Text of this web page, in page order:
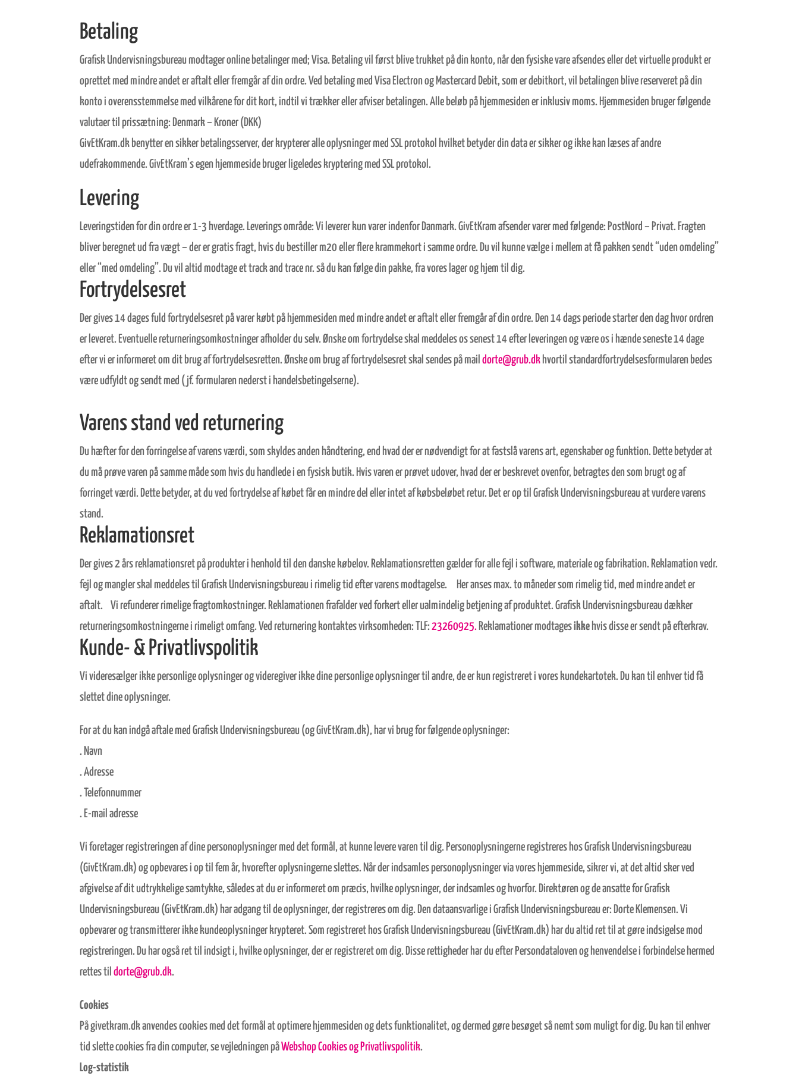
Betaling
Grafisk Undervisningsbureau modtager online betalinger med; Visa. Betaling vil først blive trukket på din konto, når den fysiske vare afsendes eller det virtuelle produkt er
oprettet med mindre andet er aftalt eller fremgår af din ordre. Ved betaling med Visa Electron og Mastercard Debit, som er debitkort, vil betalingen blive reserveret på din
konto i overensstemmelse med vilkårene for dit kort, indtil vi trækker eller afviser betalingen. Alle beløb på hjemmesiden er inklusiv moms. Hjemmesiden bruger følgende
valutaer til prissætning: Denmark – Kroner (DKK)
GivEtKram.dk benytter en sikker betalingsserver, der krypterer alle oplysninger med SSL protokol hvilket betyder din data er sikker og ikke kan læses af andre
udefrakommende. GivEtKram’s egen hjemmeside bruger ligeledes kryptering med SSL protokol.
Levering
Leveringstiden for din ordre er 1-3 hverdage. Leverings område: Vi leverer kun varer indenfor Danmark. GivEtKram afsender varer med følgende: PostNord – Privat. Fragten
bliver beregnet ud fra vægt – der er gratis fragt, hvis du bestiller m20 eller flere krammekort i samme ordre. Du vil kunne vælge i mellem at få pakken sendt “uden omdeling”
eller “med omdeling”. Du vil altid modtage et track and trace nr. så du kan følge din pakke, fra vores lager og hjem til dig.
Fortrydelsesret
Der gives 14 dages fuld fortrydelsesret på varer købt på hjemmesiden med mindre andet er aftalt eller fremgår af din ordre. Den 14 dags periode starter den dag hvor ordren
er leveret. Eventuelle returneringsomkostninger afholder du selv. Ønske om fortrydelse skal meddeles os senest 14 efter leveringen og være os i hænde seneste 14 dage
efter vi er informeret om dit brug af fortrydelsesretten. Ønske om brug af fortrydelsesret skal sendes på maildorte@grub.dk hvortil standardfortrydelsesformularen bedes
være udfyldt og sendt med (jf. formularen nederst i handelsbetingelserne).
Varens stand ved returnering
Du hæfter for den forringelse af varens værdi, som skyldes anden håndtering, end hvad der er nødvendigt for at fastslå varens art, egenskaber og funktion. Dette betyder at
du må prøve varen på samme måde som hvis du handlede i en fysisk butik. Hvis varen er prøvet udover, hvad der er beskrevet ovenfor, betragtes den som brugt og af
forringet værdi. Dette betyder, at du ved fortrydelse af købet får en mindre del eller intet af købsbeløbet retur. Det er op til Grafisk Undervisningsbureau at vurdere varens
stand.
Reklamationsret
Der gives 2 års reklamationsret på produkter i henhold til den danske købelov. Reklamationsretten gælder for alle fejl i software, materiale og fabrikation. Reklamation vedr.
fejl og mangler skal meddeles til Grafisk Undervisningsbureau i rimelig tid efter varens modtagelse. Her anses max. to måneder som rimelig tid, med mindre andet er
aftalt. Vi refunderer rimelige fragtomkostninger. Reklamationen frafalder ved forkert eller ualmindelig betjening af produktet. Grafisk Undervisningsbureau dækker
returneringsomkostningerne i rimeligt omfang. Ved returnering kontaktes virksomheden: TLF:23260925. Reklamationer modtagesikke hvis disse er sendt på efterkrav.
Kunde- & Privatlivspolitik
Vi videresælger ikke personlige oplysninger og videregiver ikke dine personlige oplysninger til andre, de er kun registreret i vores kundekartotek. Du kan til enhver tid få
slettet dine oplysninger.
For at du kan indgå aftale med Grafisk Undervisningsbureau (og GivEtKram.dk), har vi brug for følgende oplysninger:
. Navn
. Adresse
. Telefonnummer
. E-mail adresse
Vi foretager registreringen af dine personoplysninger med det formål, at kunne levere varen til dig. Personoplysningerne registreres hos Grafisk Undervisningsbureau
(GivEtKram.dk) og opbevares i op til fem år, hvorefter oplysningerne slettes. Når der indsamles personoplysninger via vores hjemmeside, sikrer vi, at det altid sker ved
afgivelse af dit udtrykkelige samtykke, således at du er informeret om præcis, hvilke oplysninger, der indsamles og hvorfor. Direktøren og de ansatte for Grafisk
Undervisningsbureau (GivEtKram.dk) har adgang til de oplysninger, der registreres om dig. Den dataansvarlige i Grafisk Undervisningsbureau er: Dorte Klemensen. Vi
opbevarer og transmitterer ikke kundeoplysninger krypteret. Som registreret hos Grafisk Undervisningsbureau (GivEtKram.dk) har du altid ret til at gøre indsigelse mod
registreringen. Du har også ret til indsigt i, hvilke oplysninger, der er registreret om dig. Disse rettigheder har du efter Persondataloven og henvendelse i forbindelse hermed
rettes tildorte@grub.dk.
Cookies
På givetkram.dk anvendes cookies med det formål at optimere hjemmesiden og dets funktionalitet, og dermed gøre besøget så nemt som muligt for dig. Du kan til enhver
tid slette cookies fra din computer, se vejledningen påWebshop Cookies og Privatlivspolitik.
Log-statistik